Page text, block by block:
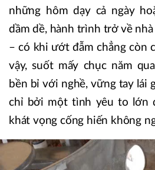
những hôm dạy cả ngày
dầm dề, hành trình trở về
– có khi ướt đẫm chẳng còn
vậy, suốt mấy chục năm
bền bỉ với nghề, vững tay lái
chỉ bởi một tình yêu to lớn
khát vọng cống hiến không